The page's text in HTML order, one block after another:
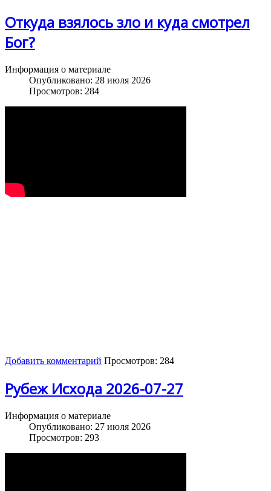
Откуда взялось зло и куда смотрел
Бог?
Информация о материале
Опубликовано: 28 июля 2026
Просмотров: 284
Добавить комментарий Просмотров: 284
Рубеж Исхода 2026-07-27
Информация о материале
Опубликовано: 27 июля 2026
Просмотров: 293